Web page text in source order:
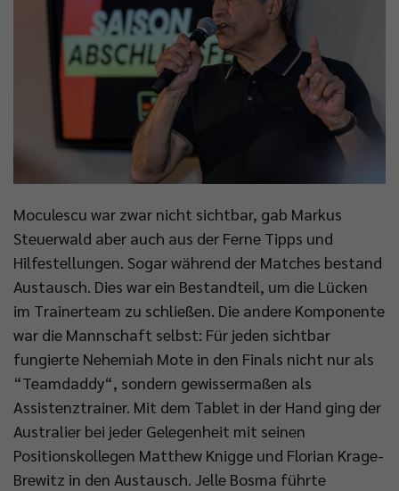
Moculescu war zwar nicht sichtbar, gab Markus
Steuerwald aber auch aus der Ferne Tipps und
Hilfestellungen. Sogar während der Matches bestand
Austausch. Dies war ein Bestandteil, um die Lücken
im Trainerteam zu schließen. Die andere Komponente
war die Mannschaft selbst: Für jeden sichtbar
fungierte Nehemiah Mote in den Finals nicht nur als
“Teamdaddy“, sondern gewissermaßen als
Assistenztrainer. Mit dem Tablet in der Hand ging der
Australier bei jeder Gelegenheit mit seinen
Positionskollegen Matthew Knigge und Florian Krage-
Brewitz in den Austausch. Jelle Bosma führte